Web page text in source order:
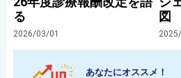
る
2026/03/01
図
あなたにオススメ！